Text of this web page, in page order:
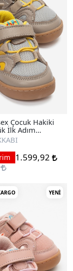
Çocuk Hakiki
İlk Adım
1.599,92
YENI